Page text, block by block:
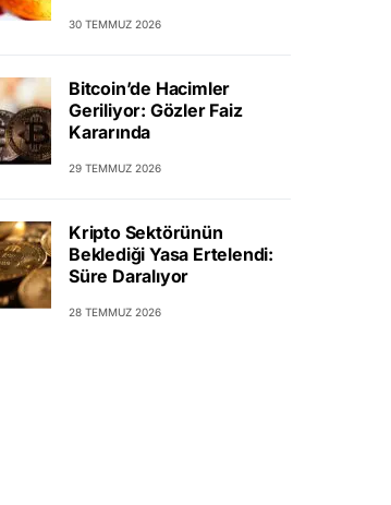
30 TEMMUZ 2026
Bitcoin’de Hacimler
Geriliyor: Gözler Faiz
Kararında
29 TEMMUZ 2026
Kripto Sektörünün
Beklediği Yasa Ertelendi:
Süre Daralıyor
28 TEMMUZ 2026